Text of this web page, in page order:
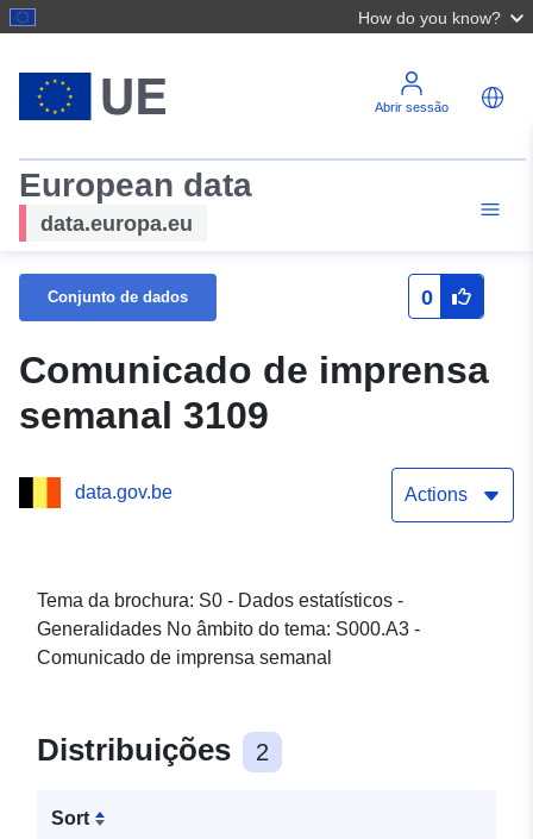
How do you know?
Abrir sessão
European data
data.europa.eu
Conjunto de dados 0
Comunicado de imprensa
semanal 3109
data.gov.be Actions
Tema da brochura: S0 - Dados estatísticos -
Generalidades No âmbito do tema: S000.A3 -
Comunicado de imprensa semanal
Distribuições 2
Sort